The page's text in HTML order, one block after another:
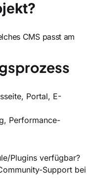
CMS passt am
Portal, E-
Performance-
Plugins verfügbar?
Support bei